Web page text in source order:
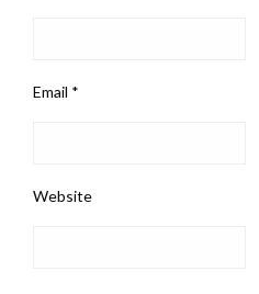
Email *
Website